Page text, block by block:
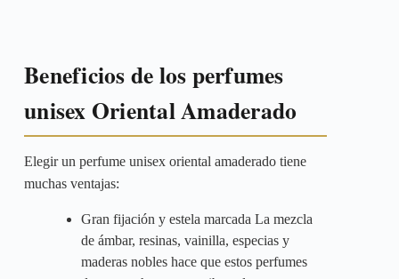
Beneficios de los perfumes
unisex Oriental Amaderado
Elegir un perfume unisex oriental amaderado tiene
muchas ventajas:
Gran fijación y estela marcada La mezcla
de ámbar, resinas, vainilla, especias y
maderas nobles hace que estos perfumes